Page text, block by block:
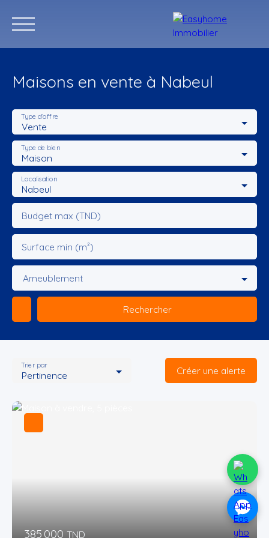
Accueil Acheter Programmes Neufs Location annuelle
Estimation
Maisons en vente à Nabeul
Vente
Type d'offre
Maison
Type de bien
Nabeul
Localisation
Budget max (TND)
Surface min (m²)
Ameublement
Rechercher
Pertinence
Trier par Créer une alerte
385 000 TND